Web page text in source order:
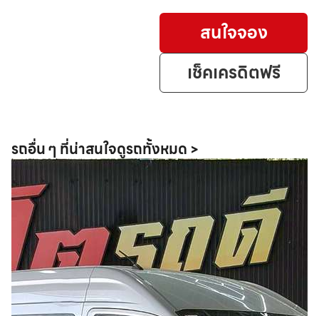
สนใจจอง
เช็คเครดิตฟรี
รถอื่น ๆ ที่น่าสนใจดูรถทั้งหมด >